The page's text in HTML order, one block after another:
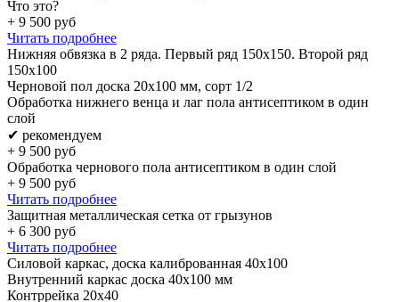
Что это?
+ 9 500 руб
Читать подробнее
Нижняя обвязка в 2 ряда. Первый ряд 150x150. Второй ряд
150x100
Черновой пол доска 20х100 мм, сорт 1/2
Обработка нижнего венца и лаг пола антисептиком в один
слой
✔ рекомендуем
+ 9 500 руб
Обработка чернового пола антисептиком в один слой
+ 9 500 руб
Читать подробнее
Защитная металлическая сетка от грызунов
+ 6 300 руб
Читать подробнее
Силовой каркас, доска калиброванная 40х100
Внутренний каркас доска 40х100 мм
Контррейка 20х40